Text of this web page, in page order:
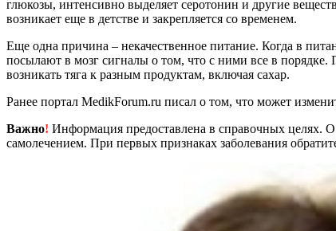
глюкозы, интенсивно выделяет серотонин и другие
возникает еще в детстве и закрепляется со временем.
Еще одна причина – некачественное питание. Когда в
посылают в мозг сигналы о том, что с ними все в порядке.
возникать тяга к разным продуктам, включая сахар.
Ранее портал MedikForum.ru писал о том, что может
Важно! Информация предоставлена в справочных целях.
самолечением. При первых признаках заболевания